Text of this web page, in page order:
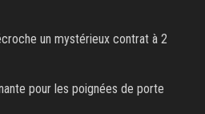
un mystérieux contrat à 2
pour les poignées de porte